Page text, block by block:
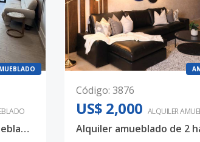
Apartamento NUEVO amueblado av Sarasota
Código: 3876
US$ 2,000 ALQUILER